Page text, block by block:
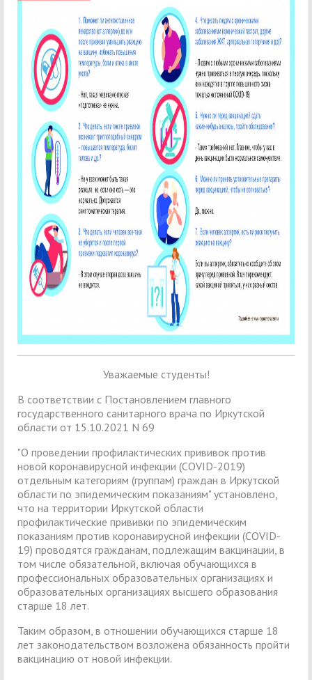
Уважаемые студенты!
В соответствии с Постановлением главного
государственного санитарного врача по Иркутской
области от 15.10.2021 N 69
"О проведении профилактических прививок против
новой коронавирусной инфекции (COVID-2019)
отдельным категориям (группам) граждан в Иркутской
области по эпидемическим показаниям" установлено,
что на территории Иркутской области
профилактические прививки по эпидемическим
показаниям против коронавирусной инфекции (COVID-
19) проводятся гражданам, подлежащим вакцинации, в
том числе обязательной, включая обучающихся в
профессиональных образовательных организациях и
образовательных организациях высшего образования
старше 18 лет.
Таким образом, в отношении обучающихся старше 18
лет законодательством возложена обязанность пройти
вакцинацию от новой инфекции.